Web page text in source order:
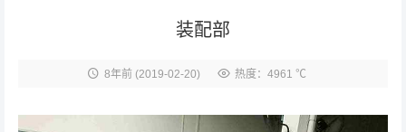
装配部
8年前(2019-02-20) 热度：4961 ℃